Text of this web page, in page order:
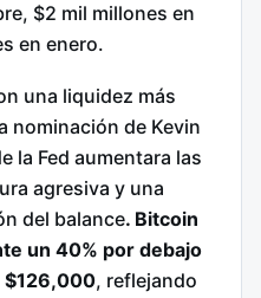
$2 mil millones en
en enero.
una liquidez más
nominación de Kevin
la Fed aumentara las
agresiva y una
del balance. Bitcoin
un 40% por debajo
$126,000, reflejando